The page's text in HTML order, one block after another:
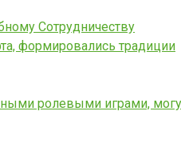
Сотрудничеству
формировались традиции
ролевыми играми,